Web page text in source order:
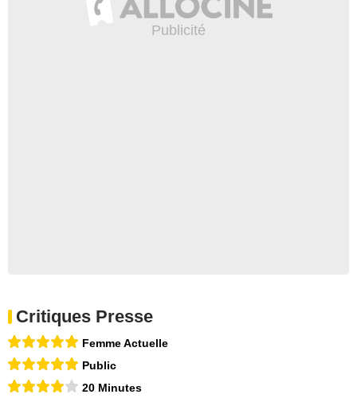
Critiques Presse
Femme Actuelle
Public
20 Minutes